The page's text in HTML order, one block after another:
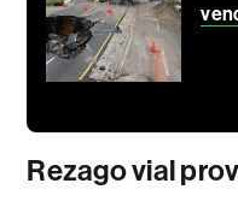
Rezago vial